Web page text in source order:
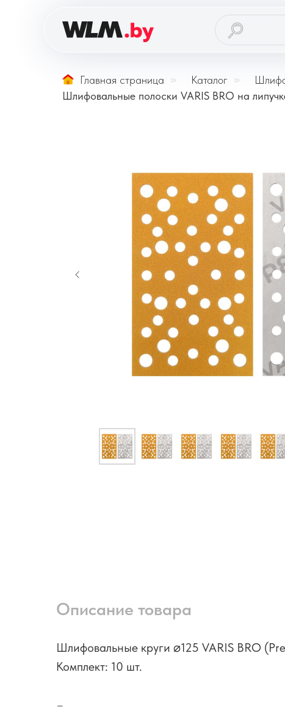
Главная страница » Каталог »
Шлифовальные полоски VARIS BRO на
Описание товара
Шлифовальные круги ⌀125 VARIS BRO
Комплект: 10 шт.
–